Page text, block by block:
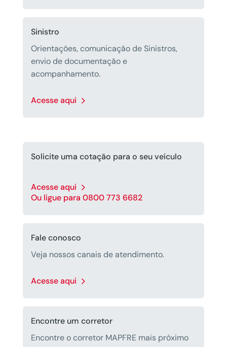
Sinistro
Orientações, comunicação de Sinistros,
envio de documentação e
acompanhamento.
Acesse aqui
Solicite uma cotação para o seu veículo
Acesse aqui
Ou ligue para 0800 773 6682
Fale conosco
Veja nossos canais de atendimento.
Acesse aqui
Encontre um corretor
Encontre o corretor MAPFRE mais próximo